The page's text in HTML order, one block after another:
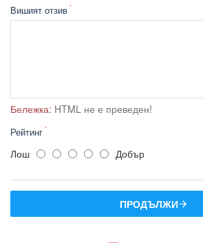
Вишият отзив
Бележка: HTML не е преведен!
Рейтинг
Лош Добър
ПРОДЪЛЖИ